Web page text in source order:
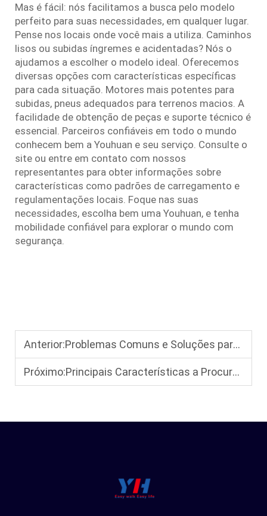
Mas é fácil: nós facilitamos a busca pelo modelo
perfeito para suas necessidades, em qualquer lugar.
Pense nos locais onde você mais a utiliza. Caminhos
lisos ou subidas íngremes e acidentadas? Nós o
ajudamos a escolher o modelo ideal. Oferecemos
diversas opções com características específicas
para cada situação. Motores mais potentes para
subidas, pneus adequados para terrenos macios. A
facilidade de obtenção de peças e suporte técnico é
essencial. Parceiros confiáveis em todo o mundo
conhecem bem a Youhuan e seu serviço. Consulte o
site ou entre em contato com nossos
representantes para obter informações sobre
características como padrões de carregamento e
regulamentações locais. Foque nas suas
necessidades, escolha bem uma Youhuan, e tenha
mobilidade confiável para explorar o mundo com
segurança.
Anterior:Problemas Comuns e Soluções para Cadeiras de Rodas Elétricas para Uso Externo
Próximo:Principais Características a Procurar em um Scooter Elétrico de Mobilidade Dobrável